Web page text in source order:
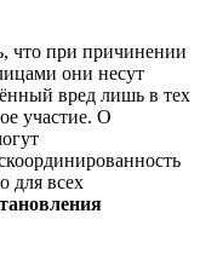
что при причинении
они несут
вред лишь в тех
участие. О
для всех